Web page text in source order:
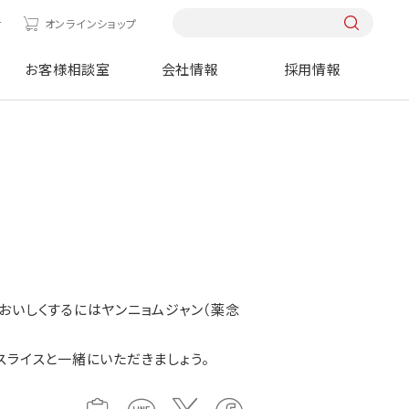
オンラインショップ
お客様相談室 会社情報 採用情報
しくするにはヤンニョムジャン（薬念
イスと一緒にいただきましょう。